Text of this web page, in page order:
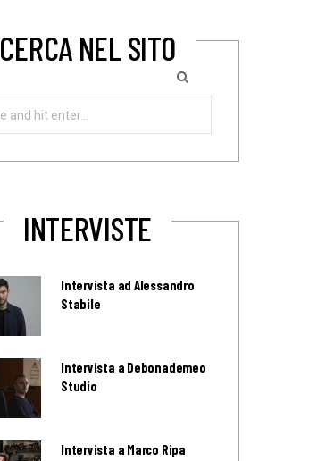
CERCA NEL SITO
INTERVISTE
Intervista ad Alessandro
Stabile
Intervista a Debonademeo
Studio
Intervista a Marco Ripa